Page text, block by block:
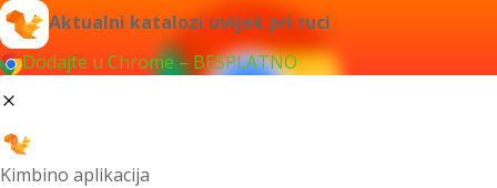
Aktualni katalozi uvijek pri ruci
Dodajte u Chrome – BESPLATNO
Kimbino aplikacija